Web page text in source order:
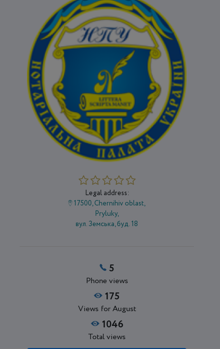
Legal address:
17500, Chernihiv oblast,
Pryluky,
вул. Земська, буд. 18
5
Phone views
175
Views for August
1046
Total views